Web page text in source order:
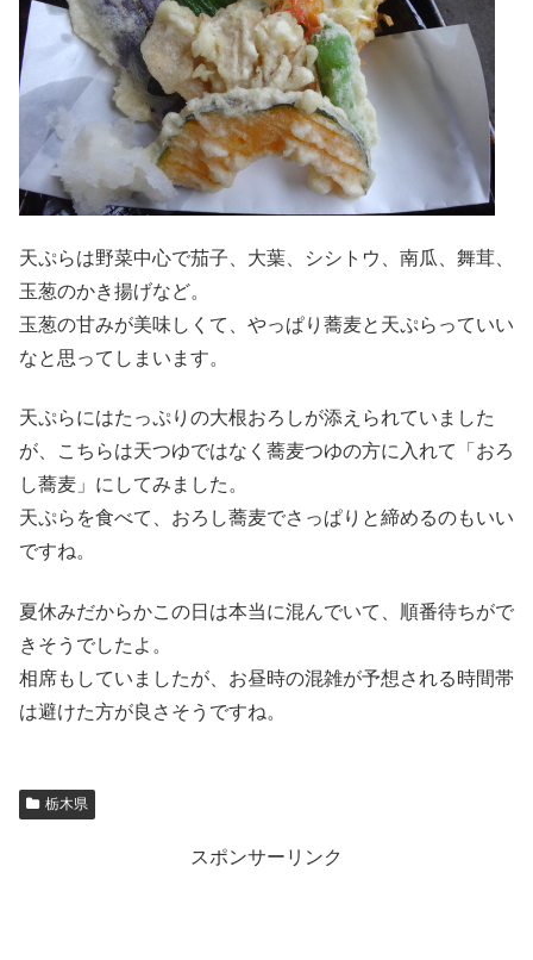
天ぷらは野菜中心で茄子、大葉、シシトウ、南瓜、舞茸、
玉葱のかき揚げなど。
玉葱の甘みが美味しくて、やっぱり蕎麦と天ぷらっていい
なと思ってしまいます。
天ぷらにはたっぷりの大根おろしが添えられていました
が、こちらは天つゆではなく蕎麦つゆの方に入れて「おろ
し蕎麦」にしてみました。
天ぷらを食べて、おろし蕎麦でさっぱりと締めるのもいい
ですね。
夏休みだからかこの日は本当に混んでいて、順番待ちがで
きそうでしたよ。
相席もしていましたが、お昼時の混雑が予想される時間帯
は避けた方が良さそうですね。
栃木県
スポンサーリンク